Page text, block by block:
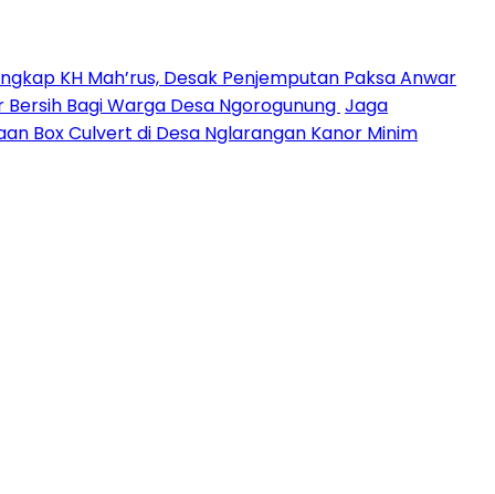
KH Mah’rus, Desak Penjemputan Paksa Anwar
Bagi Warga Desa Ngorogunung Jaga
Box Culvert di Desa Nglarangan Kanor Minim